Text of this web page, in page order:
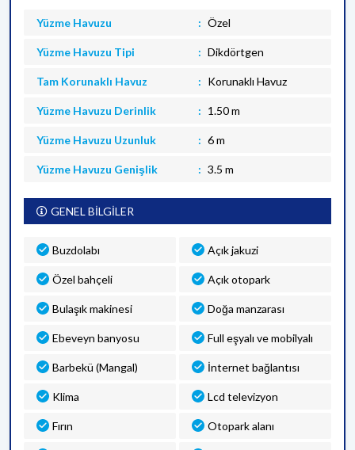
Yüzme Havuzu Özel
Yüzme Havuzu Tipi Dikdörtgen
Tam Korunaklı Havuz Korunaklı Havuz
Yüzme Havuzu Derinlik 1.50 m
Yüzme Havuzu Uzunluk 6 m
Yüzme Havuzu Genişlik 3.5 m
GENEL BİLGİLER
Buzdolabı Açık jakuzi
Özel bahçeli Açık otopark
Bulaşık makinesi Doğa manzarası
Ebeveyn banyosu Full eşyalı ve mobilyalı
Barbekü (Mangal) İnternet bağlantısı
Klima Lcd televizyon
Fırın Otopark alanı